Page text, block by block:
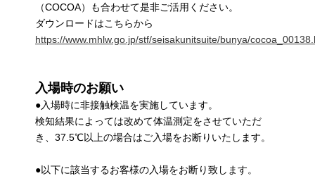
（COCOA）も合わせて是非ご活用ください。
ダウンロードはこちらから
https://www.mhlw.go.jp/stf/seisakunitsuite/bunya/
入場時のお願い
●入場時に非接触検温を実施しています。
検知結果によっては改めて体温測定をさせていただ
き、37.5℃以上の場合はご入場をお断りいたします。
●以下に該当するお客様の入場をお断り致します。